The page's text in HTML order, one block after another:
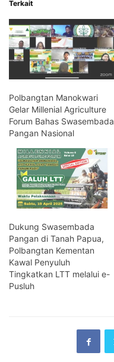
Terkait
Polbangtan Manokwari
Gelar Millenial Agriculture
Forum Bahas Swasembada
Pangan Nasional
Dukung Swasembada
Pangan di Tanah Papua,
Polbangtan Kementan
Kawal Penyuluh
Tingkatkan LTT melalui e-
Pusluh